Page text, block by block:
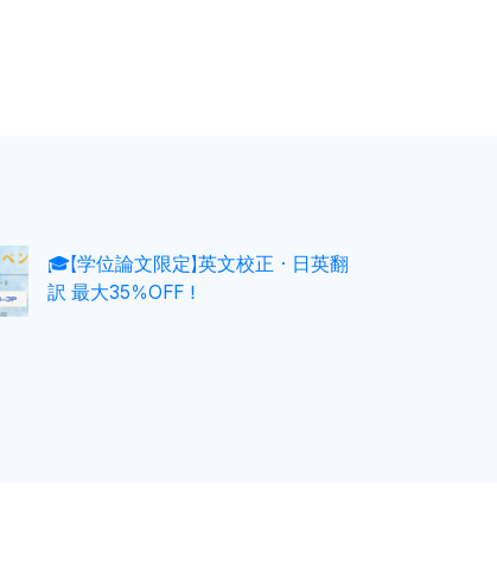
🎓【学位論文限定】英文校正・日英翻
訳 最大35％OFF！